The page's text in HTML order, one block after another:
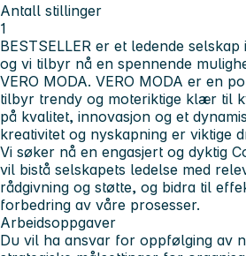
Antall stillinger
1
BESTSELLER er et ledende
og vi tilbyr nå en spennende
VERO MODA. VERO MODA er en
tilbyr trendy og moteriktige klær til
på kvalitet, innovasjon og et
kreativitet og nyskapning er viktige
Vi søker nå en engasjert og dyktig
vil bistå selskapets ledelse med
rådgivning og støtte, og bidra til
forbedring av våre prosesser.
Arbeidsoppgaver
Du vil ha ansvar for oppfølging av